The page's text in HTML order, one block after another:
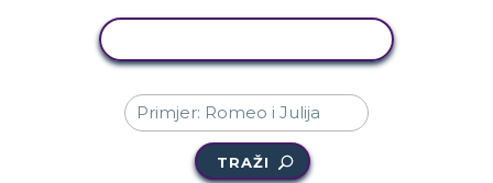
TRAŽI